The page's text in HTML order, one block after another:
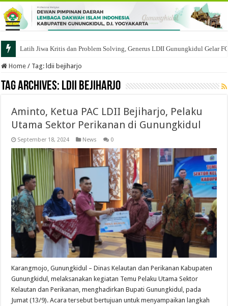
Latih Jiwa Kritis dan Problem Solving, Generus LDII Gunungkidul Gelar
Home / Tag: ldii bejiharjo
Tag Archives: ldii bejiharjo
Aminto, Ketua PAC LDII Bejiharjo, Pelaku
Utama Sektor Perikanan di Gunungkidul
September 18, 2024 News 0
Karangmojo, Gunungkidul – Dinas Kelautan dan Perikanan Kabupaten
Gunungkidul, melaksanakan kegiatan Temu Pelaku Utama Sektor
Kelautan dan Perikanan, menghadirkan Bupati Gunungkidul, pada
Jumat (13/9). Acara tersebut bertujuan untuk menyampaikan langkah